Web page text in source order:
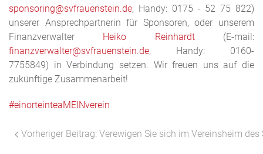
sponsoring@svfrauenstein.de, Handy: 0175 - 52 75 822)
unserer Ansprechpartnerin für Sponsoren, oder unserem
Finanzverwalter Heiko Reinhardt(E-mail:
finanzverwalter@svfrauenstein.de, Handy: 0160-
7755849) in Verbindung setzen. Wir freuen uns auf die
zukünftige Zusammenarbeit!
#einorteinteaMEINverein
Vorheriger Beitrag: Verewigen Sie sich im Vereinsheim des